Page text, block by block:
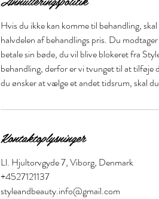
Hvis du ikke kan komme til behandling,
halvdelen af behandlings pris. Du
betale sin bøde, du vil blive blokeret fra
behandling, derfor er vi tvunget til at tilføje
du ønsker at vælge et andet tidsrum, skal
Kontaktoplysninger
Ll. Hjultorvgyde 7, Viborg, Denmark
+4527121137
styleandbeauty.info@gmail.com